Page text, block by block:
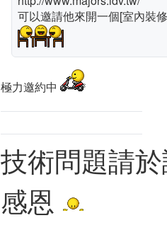
可以邀請他來開一個[室內裝
極力邀約中
技術問題請
感恩